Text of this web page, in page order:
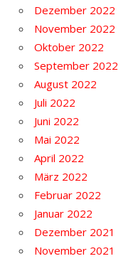
Dezember 2022
November 2022
Oktober 2022
September 2022
August 2022
Juli 2022
Juni 2022
Mai 2022
April 2022
März 2022
Februar 2022
Januar 2022
Dezember 2021
November 2021